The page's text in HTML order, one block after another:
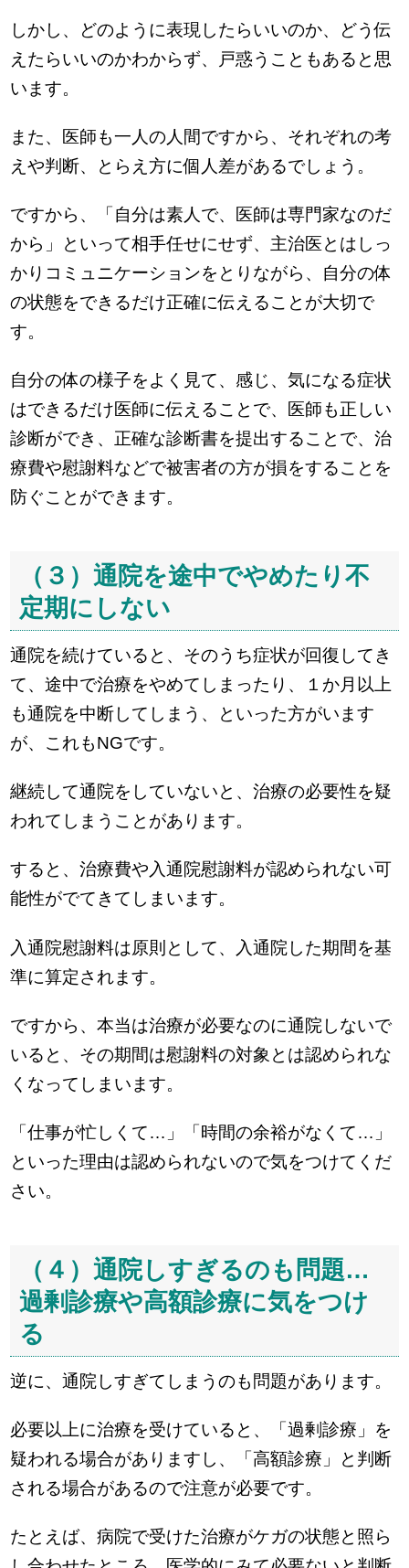
しかし、どのように表現したらいいのか、どう伝
えたらいいのかわからず、戸惑うこともあると思
います。
また、医師も一人の人間ですから、それぞれの考
えや判断、とらえ方に個人差があるでしょう。
ですから、「自分は素人で、医師は専門家なのだ
から」といって相手任せにせず、主治医とはしっ
かりコミュニケーションをとりながら、自分の体
の状態をできるだけ正確に伝えることが大切で
す。
自分の体の様子をよく見て、感じ、気になる症状
はできるだけ医師に伝えることで、医師も正しい
診断ができ、正確な診断書を提出することで、治
療費や慰謝料などで被害者の方が損をすることを
防ぐことができます。
（３）通院を途中でやめたり不
定期にしない
通院を続けていると、そのうち症状が回復してき
て、途中で治療をやめてしまったり、１か月以上
も通院を中断してしまう、といった方がいます
が、これもNGです。
継続して通院をしていないと、治療の必要性を疑
われてしまうことがあります。
すると、治療費や入通院慰謝料が認められない可
能性がでてきてしまいます。
入通院慰謝料は原則として、入通院した期間を基
準に算定されます。
ですから、本当は治療が必要なのに通院しないで
いると、その期間は慰謝料の対象とは認められな
くなってしまいます。
「仕事が忙しくて…」「時間の余裕がなくて…」
といった理由は認められないので気をつけてくだ
さい。
（４）通院しすぎるのも問題…
過剰診療や高額診療に気をつけ
る
逆に、通院しすぎてしまうのも問題があります。
必要以上に治療を受けていると、「過剰診療」を
疑われる場合がありますし、「高額診療」と判断
される場合があるので注意が必要です。
たとえば、病院で受けた治療がケガの状態と照ら